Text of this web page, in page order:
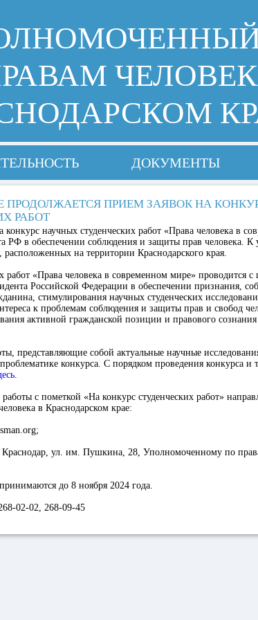
ДОКУМЕНТЫ
ПРОДОЛЖАЕТСЯ ПРИЕМ ЗАЯВОК НА
РАБОТ
конкурс научных студенческих работ «Права человека в
РФ в обеспечении соблюдения и защиты прав человека. К
расположенных на территории Краснодарского края.
работ «Права человека в современном мире» проводится с
Российской Федерации в обеспечении признания,
стимулирования научных студенческих
к проблемам соблюдения и защиты прав и свобод
активной гражданской позиции и правового
представляющие собой актуальные научные
конкурса. С порядком проведения конкурса и
.
с пометкой «На конкурс студенческих работ»
в Краснодарском крае:
Краснодар, ул. им. Пушкина, 28, Уполномоченному по
до 8 ноября 2024 года.
02-02, 268-09-45